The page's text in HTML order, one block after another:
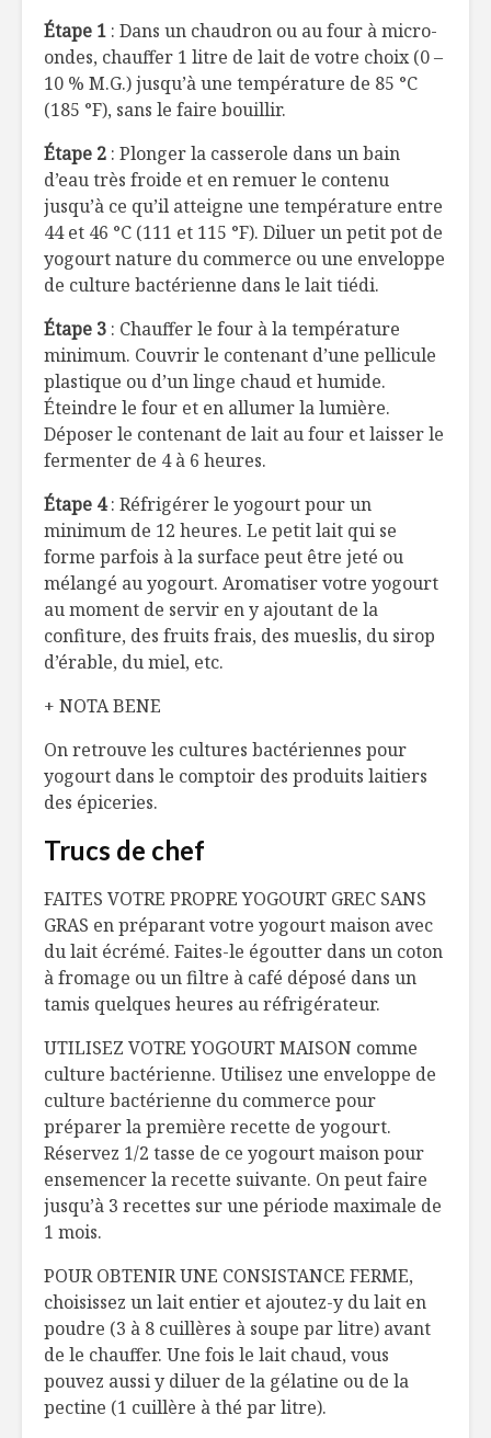
Étape 1 : Dans un chaudron ou au four à micro-
ondes, chauffer 1 litre de lait de votre choix (0 –
10 % M.G.) jusqu’à une température de 85 °C
(185 °F), sans le faire bouillir.
Étape 2 : Plonger la casserole dans un bain
d’eau très froide et en remuer le contenu
jusqu’à ce qu’il atteigne une température entre
44 et 46 °C (111 et 115 °F). Diluer un petit pot de
yogourt nature du commerce ou une enveloppe
de culture bactérienne dans le lait tiédi.
Étape 3 : Chauffer le four à la température
minimum. Couvrir le contenant d’une pellicule
plastique ou d’un linge chaud et humide.
Éteindre le four et en allumer la lumière.
Déposer le contenant de lait au four et laisser le
fermenter de 4 à 6 heures.
Étape 4: Réfrigérer le yogourt pour un
minimum de 12 heures. Le petit lait qui se
forme parfois à la surface peut être jeté ou
mélangé au yogourt. Aromatiser votre yogourt
au moment de servir en y ajoutant de la
confiture, des fruits frais, des mueslis, du sirop
d’érable, du miel, etc.
+ NOTA BENE
On retrouve les cultures bactériennes pour
yogourt dans le comptoir des produits laitiers
des épiceries.
Trucs de chef
FAITES VOTRE PROPRE YOGOURT GREC SANS
GRAS en préparant votre yogourt maison avec
du lait écrémé. Faites-le égoutter dans un coton
à fromage ou un filtre à café déposé dans un
tamis quelques heures au réfrigérateur.
UTILISEZ VOTRE YOGOURT MAISON comme
culture bactérienne. Utilisez une enveloppe de
culture bactérienne du commerce pour
préparer la première recette de yogourt.
Réservez 1/2 tasse de ce yogourt maison pour
ensemencer la recette suivante. On peut faire
jusqu’à 3 recettes sur une période maximale de
1 mois.
POUR OBTENIR UNE CONSISTANCE FERME,
choisissez un lait entier et ajoutez-y du lait en
poudre (3 à 8 cuillères à soupe par litre) avant
de le chauffer. Une fois le lait chaud, vous
pouvez aussi y diluer de la gélatine ou de la
pectine (1 cuillère à thé par litre).
Une tempête dans
nos verres d’eau ?
À l’épicerie avec…
Marc Hervieux!
Montréal en
Lumière commence
lentilles